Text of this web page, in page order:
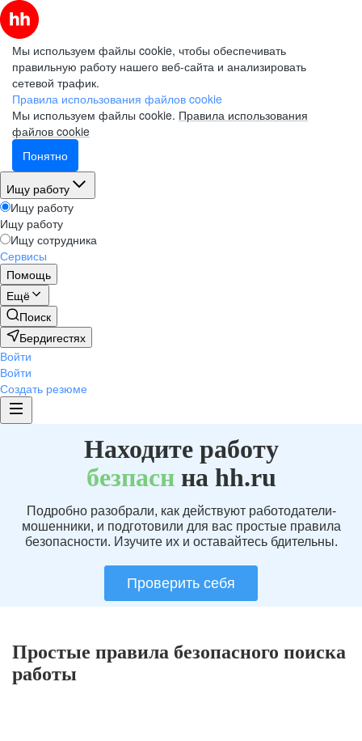
Мы используем файлы cookie, чтобы обеспечивать
правильную работу нашего веб-сайта и анализировать
сетевой трафик.
Правила использования файлов cookie
Мы используем файлы cookie. Правила использования
файлов cookie
Понятно
Ищу работу
Ищу работу
Ищу работу
Ищу сотрудника
Сервисы
Помощь
Ещё
Поиск
Бердигестях
Войти
Войти
Создать резюме
Находите работу
безпаснна hh.ru
Подробно разобрали, как действуют работодатели-
мошенники, и подготовили для вас простые правила
безопасности. Изучите их и оставайтесь бдительны.
Проверить себя
Простые правила безопасного поиска
работы